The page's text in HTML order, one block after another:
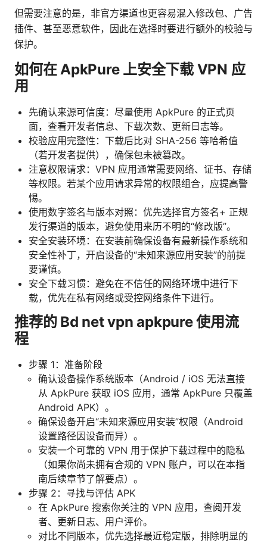
但需要注意的是，非官方渠道也更容易混入修改包、广告
插件、甚至恶意软件，因此在选择时要进行额外的校验与
保护。
如何在 ApkPure 上安全下载 VPN 应
用
先确认来源可信度：尽量使用 ApkPure 的正式页
面，查看开发者信息、下载次数、更新日志等。
校验应用完整性：下载后比对 SHA-256 等哈希值
（若开发者提供），确保包未被篡改。
注意权限请求：VPN 应用通常需要网络、证书、存储
等权限。若某个应用请求异常的权限组合，应提高警
惕。
使用数字签名与版本对照：优先选择官方签名+ 正规
发行渠道的版本，避免使用来历不明的“修改版”。
安全安装环境：在安装前确保设备有最新操作系统和
安全性补丁，开启设备的“未知来源应用安装”的前提
要谨慎。
安全下载习惯：避免在不信任的网络环境中进行下
载，优先在私有网络或受控网络条件下进行。
推荐的 Bd net vpn apkpure 使用流
程
步骤 1：准备阶段
确认设备操作系统版本（Android / iOS 无法直接
从 ApkPure 获取 iOS 应用，通常 ApkPure 只覆盖
Android APK）。
确保设备开启“未知来源应用安装”权限（Android
设置路径因设备而异）。
安装一个可靠的 VPN 用于保护下载过程中的隐私
（如果你尚未拥有合规的 VPN 账户，可以在本指
南后续章节了解要点）。
步骤 2：寻找与评估 APK
在 ApkPure 搜索你关注的 VPN 应用，查阅开发
者、更新日志、用户评价。
对比不同版本，优先选择最近稳定版，排除明显的